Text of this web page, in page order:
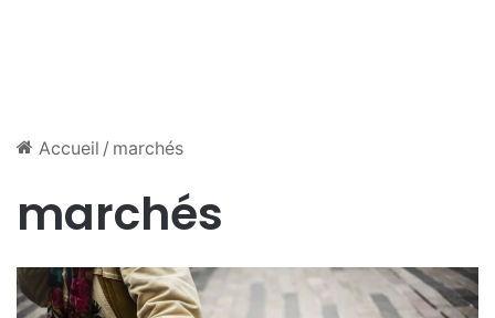
Accueil / marchés
marchés